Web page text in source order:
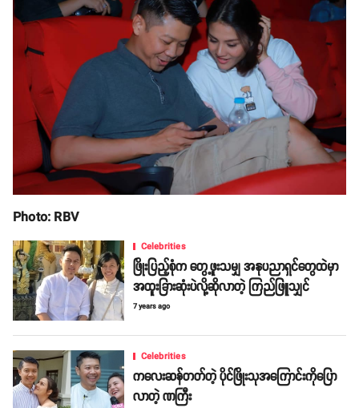
Photo: RBV
Celebrities
ဖြိုးပြည့်စုံက တွေ့ဖူးသမျှ အနုပညာရှင်တွေထဲမှာ
အထူးခြားဆုံးပဲလို့ဆိုလာတဲ့ ကြည်ဖြူသျှင်
7 years ago
Celebrities
ကလေးဆန်တတ်တဲ့ ပိုင်ဖြိုးသုအကြောင်းကိုပြော
လာတဲ့ ဏကြီး